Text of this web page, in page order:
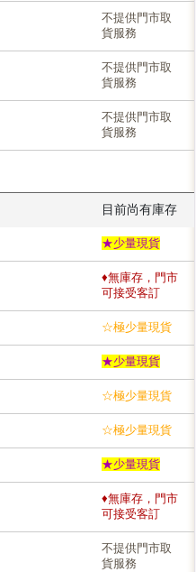
不提供門市取
貨服務
不提供門市取
貨服務
不提供門市取
貨服務
目前尚有庫存
★少量現貨
♦無庫存，門市
可接受客訂
☆極少量現貨
★少量現貨
☆極少量現貨
☆極少量現貨
★少量現貨
♦無庫存，門市
可接受客訂
不提供門市取
貨服務